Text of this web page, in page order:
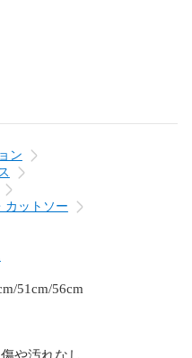
ン
カットソー
51cm/56cm
や汚れなし